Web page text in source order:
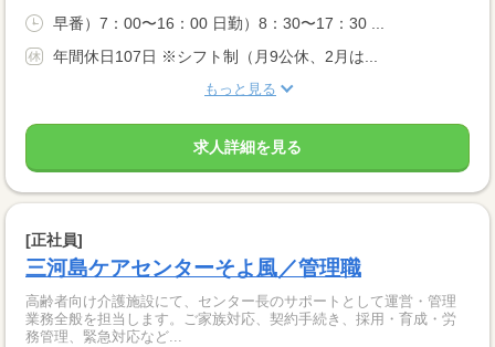
早番）7：00〜16：00 日勤）8：30〜17：30 ...
年間休日107日 ※シフト制（月9公休、2月は...
もっと見る
求人詳細を見る
[正社員]
三河島ケアセンターそよ風／管理職
高齢者向け介護施設にて、センター長のサポートとして運営・管理
業務全般を担当します。ご家族対応、契約手続き、採用・育成・労
務管理、緊急対応など...